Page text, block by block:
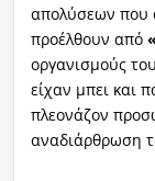
απολύσεων που
προέλθουν από
οργανισμούς
είχαν μπει και
πλεονάζον
αναδιάρθρωση